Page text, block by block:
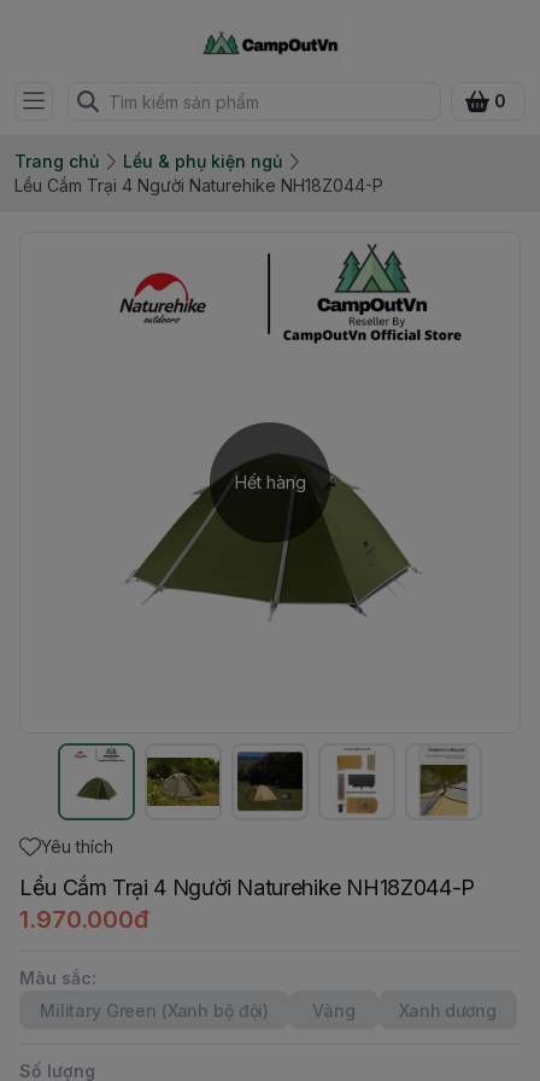
0
Trang chủ
Lều & phụ kiện ngủ
Lều Cắm Trại 4 Người Naturehike NH18Z044-P
Hết hàng
Yêu thích
Lều Cắm Trại 4 Người Naturehike NH18Z044-P
1.970.000đ
Màu sắc:
Military Green (Xanh bộ đội)
Vàng Xanh dương
Số lượng